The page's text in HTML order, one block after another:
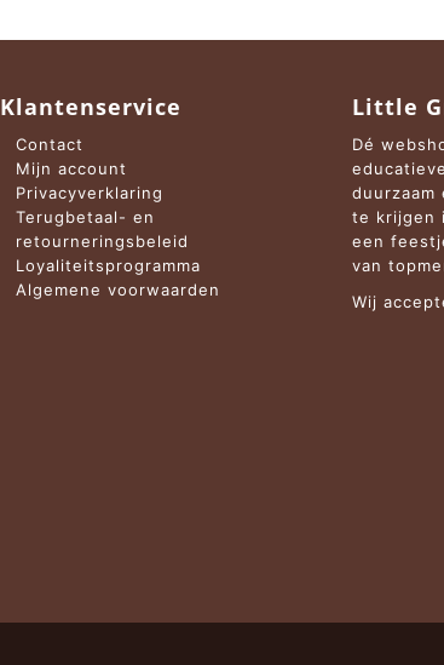
Klantenservice
Contact
Mijn account
Privacyverklaring
Terugbetaal- en
retourneringsbeleid
Loyaliteitsprogramma
Algemene voorwaarden
Little
Dé
duurzaam
te krijgen
een
van
Wij